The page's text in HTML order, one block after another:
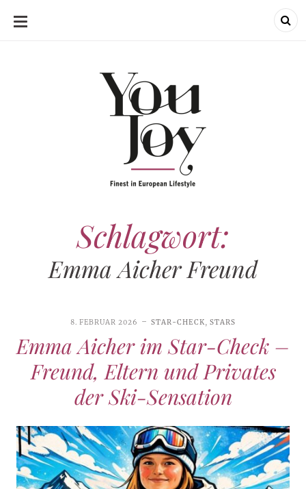
SKIP
Schlagwort:
Emma Aicher Freund
8. FEBRUAR 2026 STAR-CHECK,STARS
Emma Aicher im Star-Check –
Freund, Eltern und Privates
der Ski-Sensation